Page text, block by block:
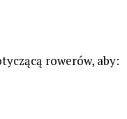
rowerów, aby: